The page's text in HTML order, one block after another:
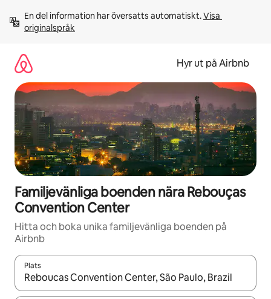
innehåll
En del information har översatts automatiskt. Visa
originalspråk
Hyr ut på Airbnb
Familjevänliga boenden nära Rebouças
Convention Center
Hitta och boka unika familjevänliga boenden på
Airbnb
Plats
När resultaten är tillgängliga kan du navigera med upp- och